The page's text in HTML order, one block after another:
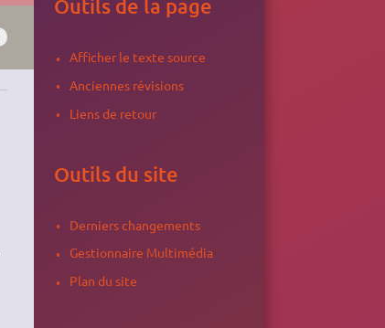
Outils de la page
Afficher le texte source
Anciennes révisions
Liens de retour
Outils du site
Derniers changements
Gestionnaire Multimédia
Plan du site